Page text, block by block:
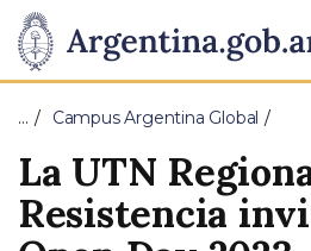
Presidencia
de
la
Nación
Pasar al contenido principal
… Campus Argentina Global
La UTN
Resistencia